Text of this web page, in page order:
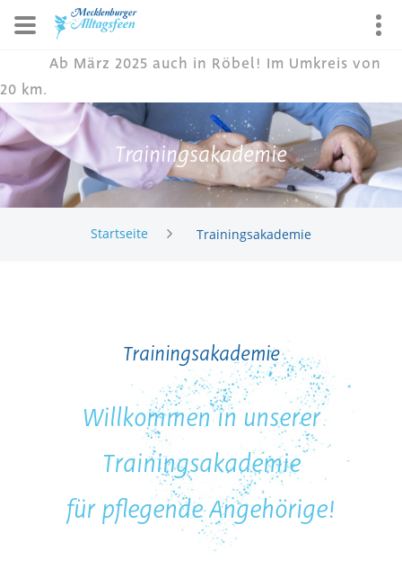
Ab März 2025 auch in Röbel! Im Umkreis von
20 km.
Trainingsakademie
Startseite Trainingsakademie
Trainingsakademie
Willkommen in unserer
Trainingsakademie
für pflegende Angehörige!